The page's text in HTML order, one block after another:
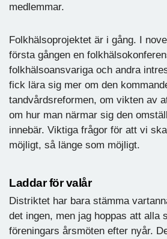
medlemmar.
Folkhälsoprojektet är i gång. I
första gången en
folkhälsoansvariga och andra
fick lära sig mer om den
tandvårdsreformen, om vikten av
om hur man närmar sig den
innebär. Viktiga frågor för att vi
möjligt, så länge som möjligt.
Laddar för valår
Distriktet har bara stämma
det ingen, men jag hoppas att alla
föreningars årsmöten efter nyår.